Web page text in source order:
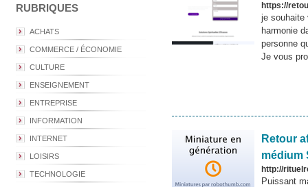
RUBRIQUES
ACHATS
COMMERCE / ÉCONOMIE
CULTURE
ENSEIGNEMENT
ENTREPRISE
INFORMATION
INTERNET
LOISIRS
TECHNOLOGIE
https://
je souhaite
harmonie
personne
Je vous
Retour
médium
http://
Puissant